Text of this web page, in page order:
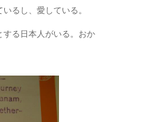
いるし、愛している。
する日本人がいる。おか